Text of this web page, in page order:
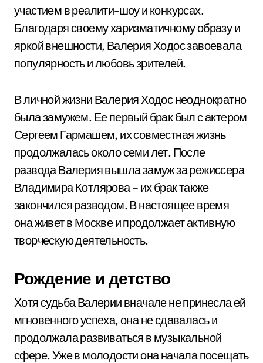
участием в реалити-шоу и конкурсах.
Благодаря своему харизматичному образу и
яркой внешности, Валерия Ходос завоевала
популярность и любовь зрителей.
В личной жизни Валерия Ходос неоднократно
была замужем. Ее первый брак был с актером
Сергеем Гармашем, их совместная жизнь
продолжалась около семи лет. После
развода Валерия вышла замуж за режиссера
Владимира Котлярова – их брак также
закончился разводом. В настоящее время
она живет в Москве и продолжает активную
творческую деятельность.
Рождение и детство
Хотя судьба Валерии вначале не принесла ей
мгновенного успеха, она не сдавалась и
продолжала развиваться в музыкальной
сфере. Уже в молодости она начала посещать